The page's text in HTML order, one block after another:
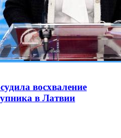
восхваление
в Латвии